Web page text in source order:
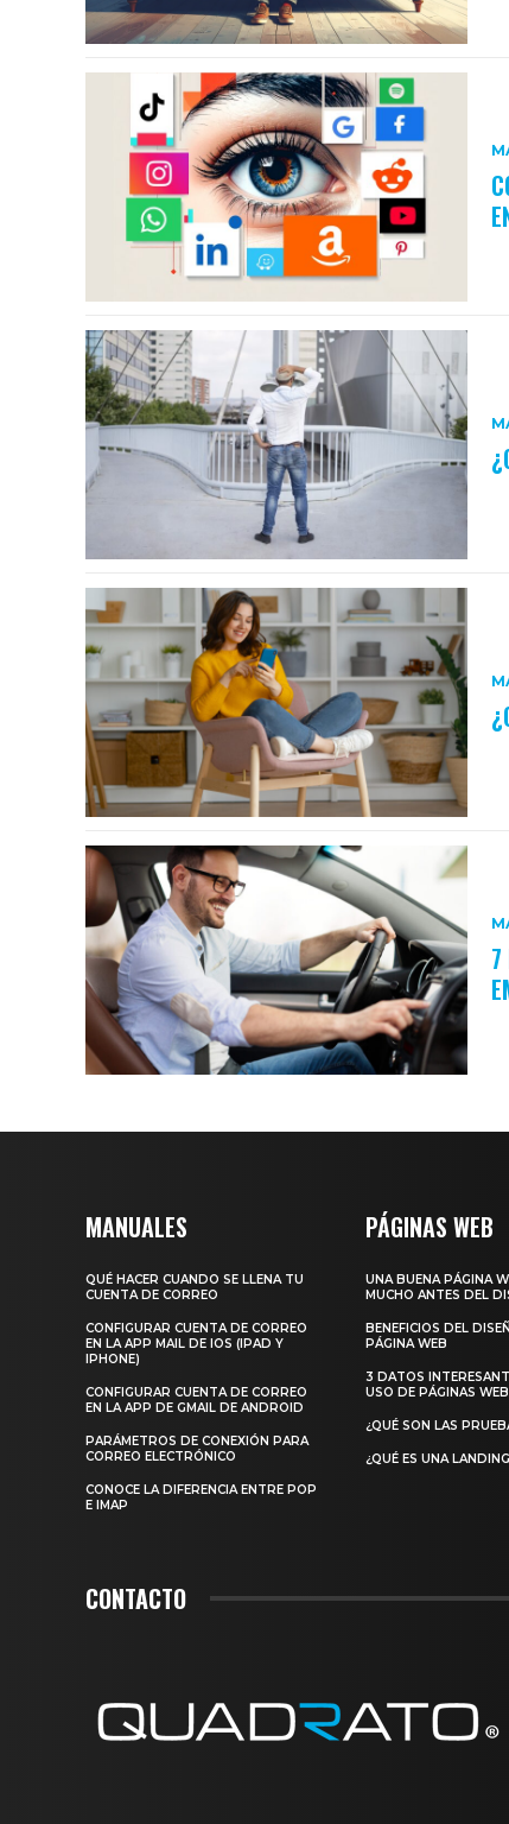
7
MANUALES
QUÉ HACER CUANDO SE LLENA TU
CUENTA DE CORREO
CONFIGURAR CUENTA DE CORREO
EN LA APP MAIL DE IOS (IPAD Y
IPHONE)
CONFIGURAR CUENTA DE CORREO
EN LA APP DE GMAIL DE ANDROID
PARÁMETROS DE CONEXIÓN PARA
CORREO ELECTRÓNICO
CONOCE LA DIFERENCIA ENTRE POP
E IMAP
PÁGINAS WEB
UNA BUENA PÁGINA
MUCHO ANTES DEL
BENEFICIOS DEL
PÁGINA WEB
3 DATOS
USO DE PÁGINAS WEB
¿QUÉ SON LAS
¿QUÉ ES UNA
CONTACTO